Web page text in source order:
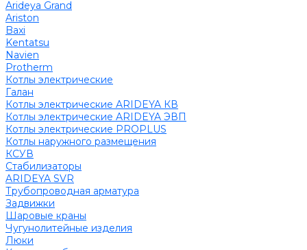
Arideya Grand
Ariston
Baxi
Kentatsu
Navien
Protherm
Котлы электрические
Галан
Котлы электрические ARIDEYA КВ
Котлы электрические ARIDEYA ЭВП
Котлы электрические PROPLUS
Котлы наружного размещения
КСУВ
Стабилизаторы
ARIDEYA SVR
Трубопроводная арматура
Задвижки
Шаровые краны
Чугунолитейные изделия
Люки